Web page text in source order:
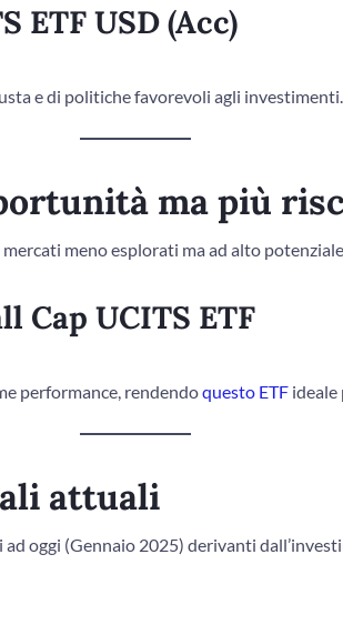
ETF USD (Acc)
e di politiche favorevoli agli investimenti.
ma più
meno esplorati ma ad alto potenziale.
Cap UCITS ETF
performance, rendendoquesto ETFideale
attuali
oggi (Gennaio 2025) derivanti